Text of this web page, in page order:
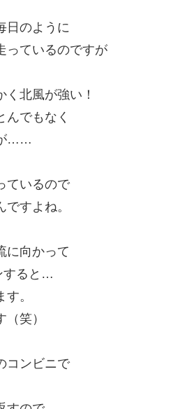
日のように
っているのですが
北風が強い！
んでもなく
……
ているので
すよね。
に向かって
すると…
。
笑）
コンビニで